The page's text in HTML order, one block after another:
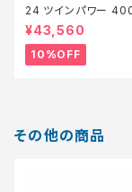
24 ツインパワー
【継続セール_リール】【
¥43,560
10%OFF
その他の商品